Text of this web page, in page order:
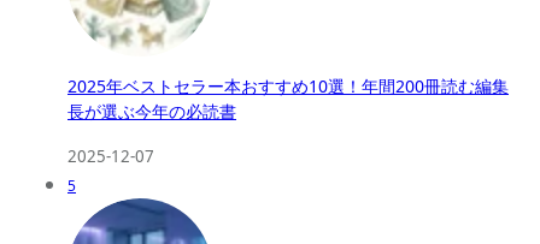
2025年ベストセラー本おすすめ10選！年間200冊読む編集
長が選ぶ今年の必読書
2025-12-07
5